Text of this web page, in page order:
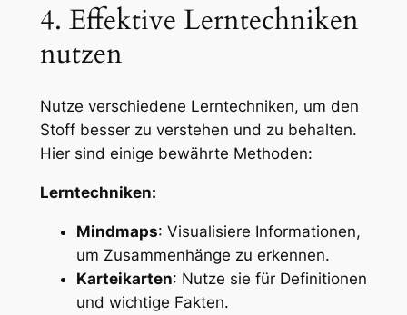
4. Effektive Lerntechniken
nutzen
Nutze verschiedene Lerntechniken, um den
Stoff besser zu verstehen und zu behalten.
Hier sind einige bewährte Methoden:
Lerntechniken:
Mindmaps: Visualisiere Informationen,
um Zusammenhänge zu erkennen.
Karteikarten: Nutze sie für Definitionen
und wichtige Fakten.